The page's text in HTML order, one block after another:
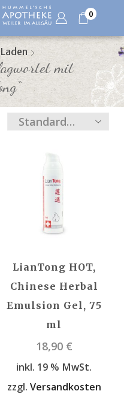
0
Laden
mit
LianTong HOT,
Chinese Herbal
Emulsion Gel, 75
ml
18,90 €
inkl. 19 % MwSt.
zzgl. Versandkosten